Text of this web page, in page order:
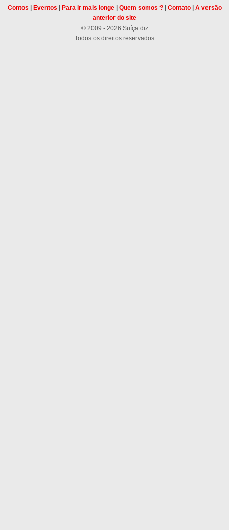
Contos Eventos Para ir mais longe| Quem somos ?| Contato| A versão
anterior do site
© 2009 - 2026 Suíça diz
Todos os direitos reservados